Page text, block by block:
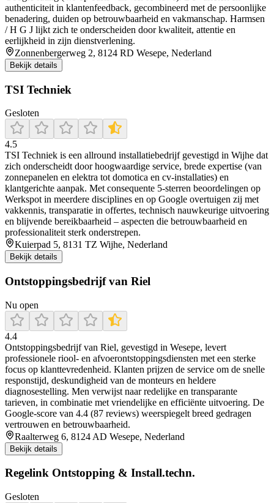
authenticiteit in klantenfeedback, gecombineerd met de persoonlijke
benadering, duiden op betrouwbaarheid en vakmanschap. Harmsen
/ H G J lijkt zich te onderscheiden door kwaliteit, attentie en
eerlijkheid in zijn dienstverlening.
Zonnenbergerweg 2, 8124 RD Wesepe, Nederland
Bekijk details
TSI Techniek
Gesloten
4.5
TSI Techniek is een allround installatiebedrijf gevestigd in Wijhe dat
zich onderscheidt door hoogwaardige service, brede expertise (van
zonnepanelen en elektra tot domotica en cv-installaties) en
klantgerichte aanpak. Met consequente 5-sterren beoordelingen op
Werkspot in meerdere disciplines en op Google overtuigen zij met
vakkennis, transparatie in offertes, technisch nauwkeurige uitvoering
en blijvende bereikbaarheid – aspecten die betrouwbaarheid en
professionaliteit sterk onderstrepen.
Kuierpad 5, 8131 TZ Wijhe, Nederland
Bekijk details
Ontstoppingsbedrijf van Riel
Nu open
4.4
Ontstoppingsbedrijf van Riel, gevestigd in Wesepe, levert
professionele riool- en afvoerontstoppingsdiensten met een sterke
focus op klanttevredenheid. Klanten prijzen de service om de snelle
responstijd, deskundigheid van de monteurs en heldere
diagnosestelling. Men verwijst naar redelijke en transparante
tarieven, in combinatie met vriendelijke en efficiënte uitvoering. De
Google-score van 4.4 (87 reviews) weerspiegelt breed gedragen
vertrouwen en betrouwbaarheid.
Raalterweg 6, 8124 AD Wesepe, Nederland
Bekijk details
Regelink Ontstopping & Install.techn.
Gesloten